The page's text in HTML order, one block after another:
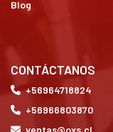
Blog
CONTÁCTANOS
+56964718824
+56966803870
ventas@oxs.cl